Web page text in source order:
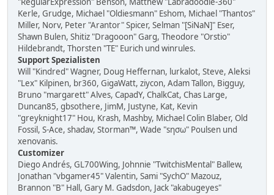
Kerle, Grudge, Michael "Oldiesmann" Eshom, Michael "Thantos"
Miller, Norv, Peter "Arantor" Spicer, Selman "[SiNaN]" Eser,
Shawn Bulen, Shitiz "Dragooon" Garg, Theodore "Orstio"
Hildebrandt, Thorsten "TE" Eurich und winrules.
Support Spezialisten
Will "Kindred" Wagner, Doug Heffernan, lurkalot, Steve, Aleksi
"Lex" Kilpinen, br360, GigaWatt, ziycon, Adam Tallon, Bigguy,
Bruno "margarett" Alves, CapadY, ChalkCat, Chas Large,
Duncan85, gbsothere, JimM, Justyne, Kat, Kevin
"greyknight17" Hou, Krash, Mashby, Michael Colin Blaber, Old
Fossil, S-Ace, shadav, Storman™, Wade "sησω" Poulsen und
xenovanis.
Customizer
Diego Andrés, GL700Wing, Johnnie "TwitchisMental" Ballew,
Jonathan "vbgamer45" Valentin, Sami "SychO" Mazouz,
Brannon "B" Hall, Gary M. Gadsdon, Jack "akabugeyes"